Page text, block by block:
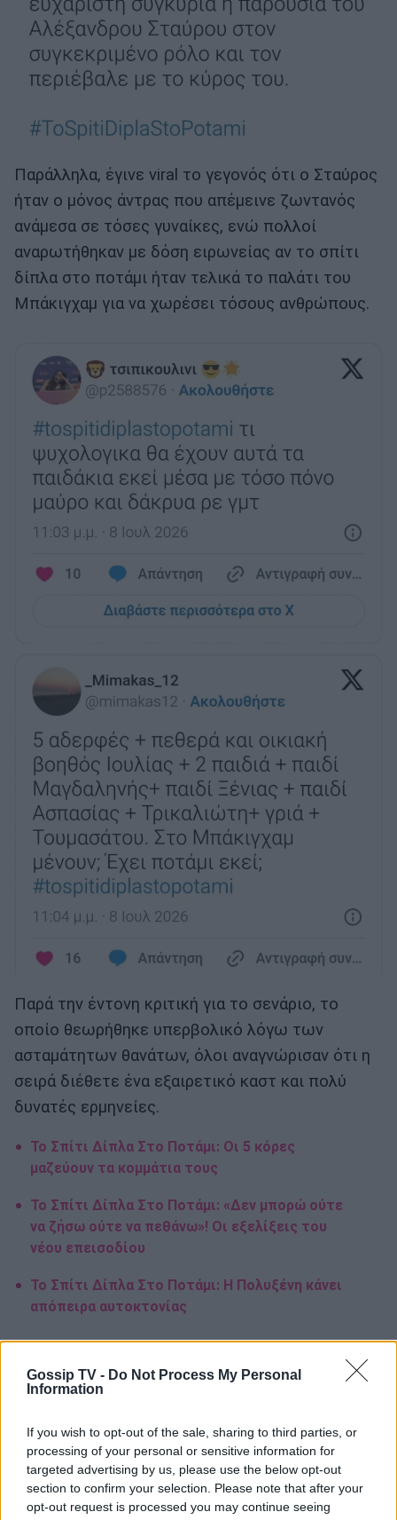
Gossip TV - Do Not Process My Personal
Information
If you wish to opt-out of the sale, sharing to third parties, or
processing of your personal or sensitive information for
targeted advertising by us, please use the below opt-out
section to confirm your selection. Please note that after your
opt-out request is processed you may continue seeing
Παράλληλα, έγινε viral το γεγονός ότι ο Σταύρος
ήταν ο μόνος άντρας που απέμεινε ζωντανός
ανάμεσα σε τόσες γυναίκες, ενώ πολλοί
αναρωτήθηκαν με δόση ειρωνείας αν το σπίτι
δίπλα στο ποτάμι ήταν τελικά το παλάτι του
Μπάκιγχαμ για να χωρέσει τόσους ανθρώπους.
Παρά την έντονη κριτική για το σενάριο, το
οποίο θεωρήθηκε υπερβολικό λόγω των
ασταμάτητων θανάτων, όλοι αναγνώρισαν ότι η
σειρά διέθετε ένα εξαιρετικό καστ και πολύ
δυνατές ερμηνείες.
Το Σπίτι Δίπλα Στο Ποτάμι: Οι 5 κόρες
μαζεύουν τα κομμάτια τους
Το Σπίτι Δίπλα Στο Ποτάμι: «Δεν μπορώ ούτε
να ζήσω ούτε να πεθάνω»! Οι εξελίξεις του
νέου επεισοδίου
Το Σπίτι Δίπλα Στο Ποτάμι: Η Πολυξένη κάνει
απόπειρα αυτοκτονίας
Παιχνίδι από παντού στη Novibet με
το νέο Mobile App